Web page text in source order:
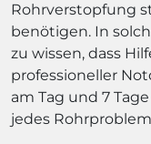
Rohrverstopfung
benötigen. In
zu wissen, dass
professioneller
am Tag und 7
jedes